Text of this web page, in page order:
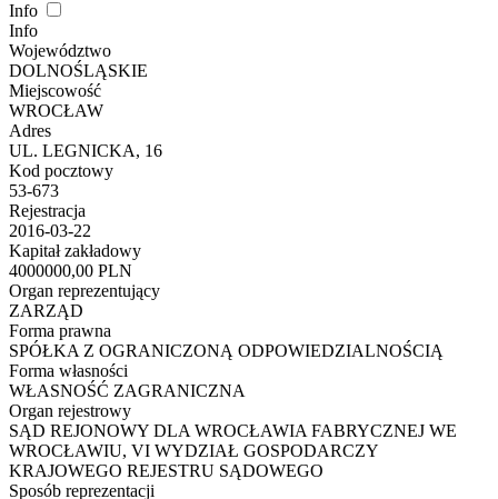
Info
Info
Województwo
DOLNOŚLĄSKIE
Miejscowość
WROCŁAW
Adres
UL. LEGNICKA, 16
Kod pocztowy
53-673
Rejestracja
2016-03-22
Kapitał zakładowy
4000000,00 PLN
Organ reprezentujący
ZARZĄD
Forma prawna
SPÓŁKA Z OGRANICZONĄ ODPOWIEDZIALNOŚCIĄ
Forma własności
WŁASNOŚĆ ZAGRANICZNA
Organ rejestrowy
SĄD REJONOWY DLA WROCŁAWIA FABRYCZNEJ WE
WROCŁAWIU, VI WYDZIAŁ GOSPODARCZY
KRAJOWEGO REJESTRU SĄDOWEGO
Sposób reprezentacji